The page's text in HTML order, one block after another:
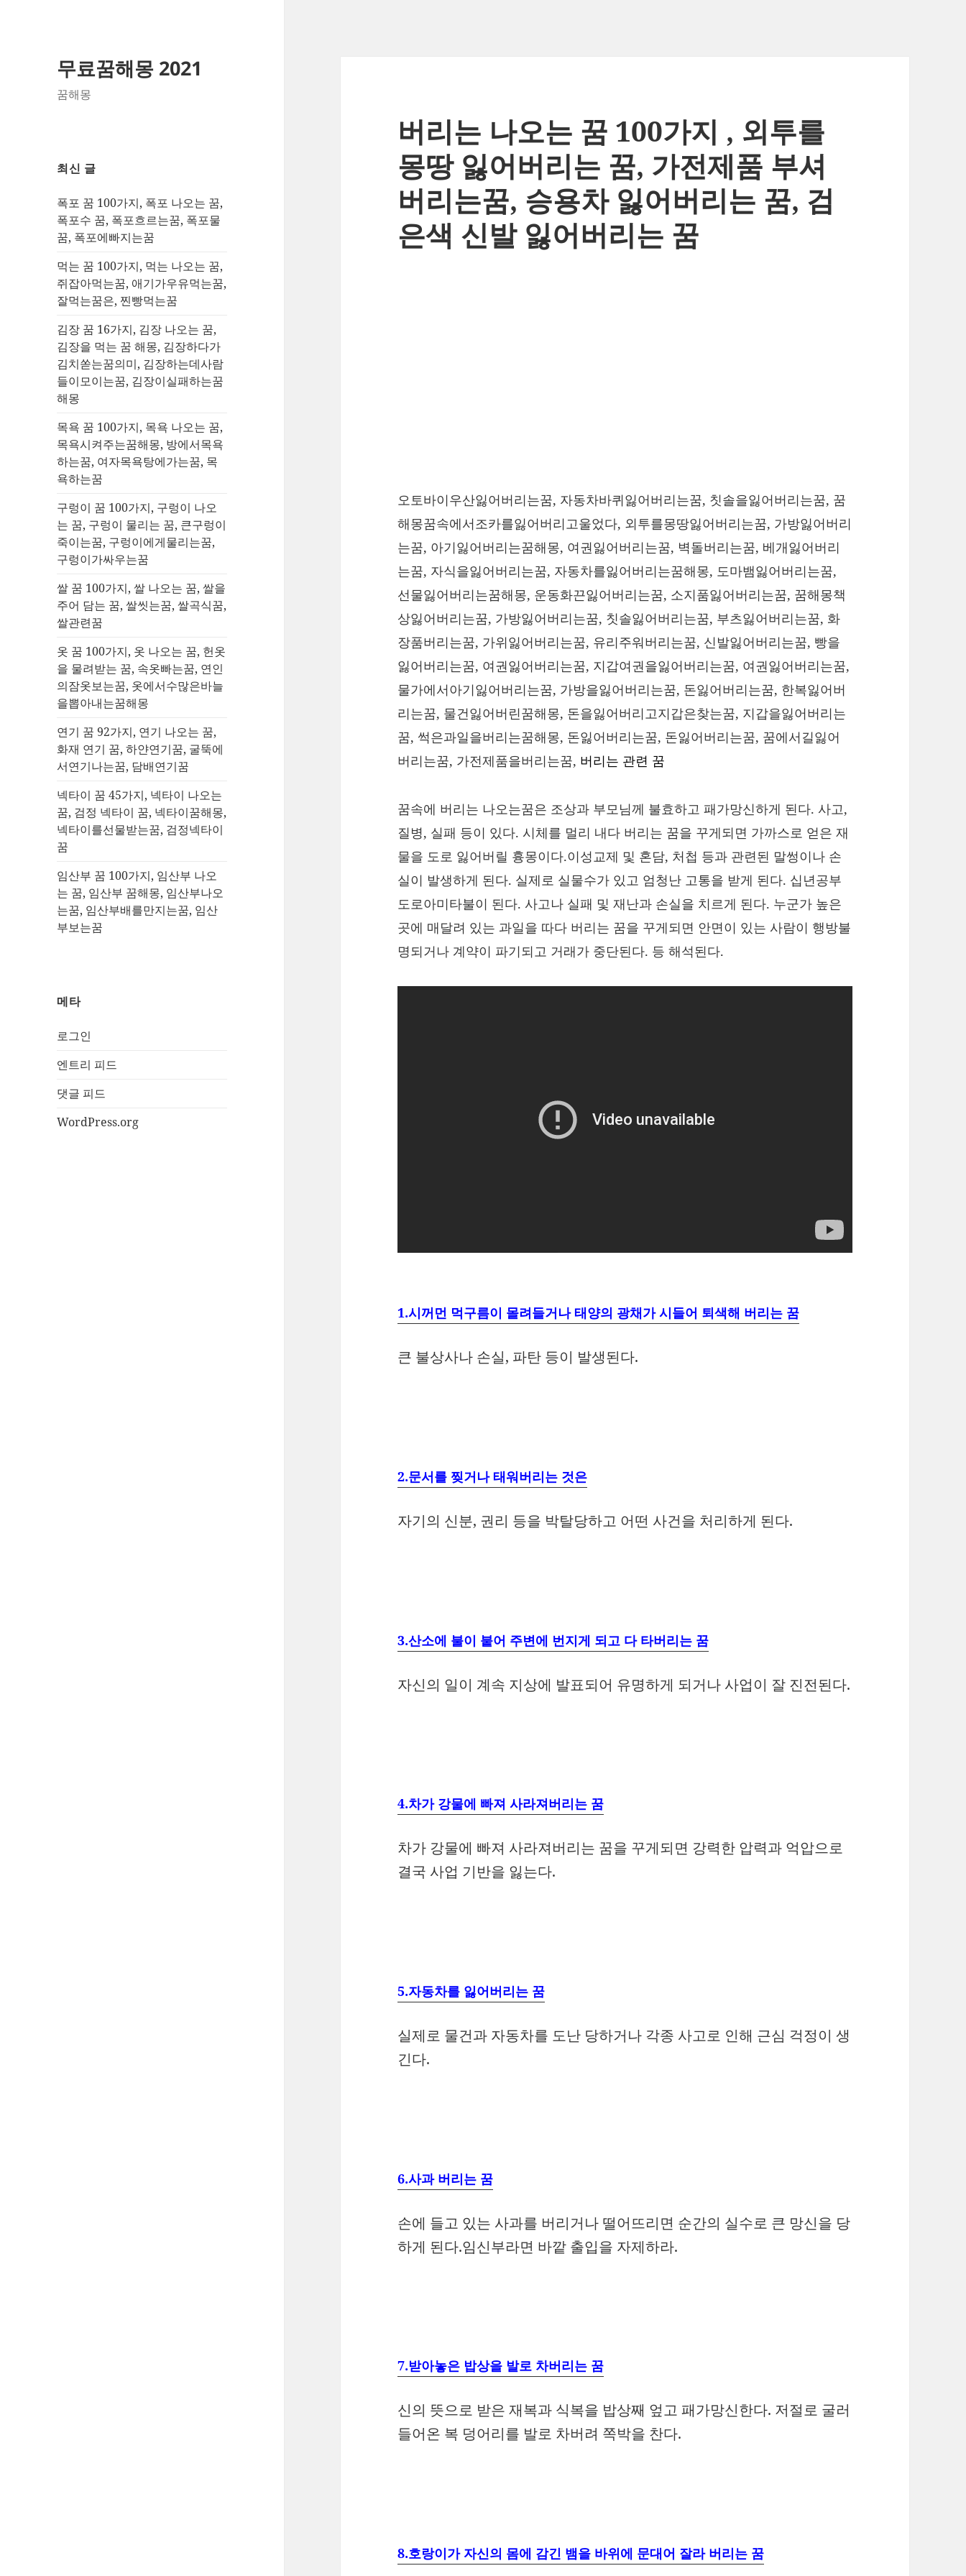
무료꿈해몽 2021
꿈해몽
최신 글
폭포 꿈 100가지, 폭포 나오는 꿈,
폭포수 꿈, 폭포흐르는꿈, 폭포물
꿈, 폭포에빠지는꿈
먹는 꿈 100가지, 먹는 나오는 꿈,
쥐잡아먹는꿈, 애기가우유먹는꿈,
잘먹는꿈은, 찐빵먹는꿈
김장 꿈 16가지, 김장 나오는 꿈,
김장을 먹는 꿈 해몽, 김장하다가
김치쏟는꿈의미, 김장하는데사람
들이모이는꿈, 김장이실패하는꿈
해몽
목욕 꿈 100가지, 목욕 나오는 꿈,
목욕시켜주는꿈해몽, 방에서목욕
하는꿈, 여자목욕탕에가는꿈, 목
욕하는꿈
구렁이 꿈 100가지, 구렁이 나오
는 꿈, 구렁이 물리는 꿈, 큰구렁이
죽이는꿈, 구렁이에게물리는꿈,
구렁이가싸우는꿈
쌀 꿈 100가지, 쌀 나오는 꿈, 쌀을
주어 담는 꿈, 쌀씻는꿈, 쌀곡식꿈,
쌀관련꿈
옷 꿈 100가지, 옷 나오는 꿈, 헌옷
을 물려받는 꿈, 속옷빠는꿈, 연인
의잠옷보는꿈, 옷에서수많은바늘
을뽑아내는꿈해몽
연기 꿈 92가지, 연기 나오는 꿈,
화재 연기 꿈, 하얀연기꿈, 굴뚝에
서연기나는꿈, 담배연기꿈
넥타이 꿈 45가지, 넥타이 나오는
꿈, 검정 넥타이 꿈, 넥타이꿈해몽,
넥타이를선물받는꿈, 검정넥타이
꿈
임산부 꿈 100가지, 임산부 나오
는 꿈, 임산부 꿈해몽, 임산부나오
는꿈, 임산부배를만지는꿈, 임산
부보는꿈
메타
로그인
엔트리 피드
댓글 피드
WordPress.org
버리는 나오는 꿈 100가지 , 외투를
몽땅 잃어버리는 꿈, 가전제품 부셔
버리는꿈, 승용차 잃어버리는 꿈, 검
은색 신발 잃어버리는 꿈
오토바이우산잃어버리는꿈, 자동차바퀴잃어버리는꿈, 칫솔을잃어버리는꿈, 꿈
해몽꿈속에서조카를잃어버리고울었다, 외투를몽땅잃어버리는꿈, 가방잃어버리
는꿈, 아기잃어버리는꿈해몽, 여권잃어버리는꿈, 벽돌버리는꿈, 베개잃어버리
는꿈, 자식을잃어버리는꿈, 자동차를잃어버리는꿈해몽, 도마뱀잃어버리는꿈,
선물잃어버리는꿈해몽, 운동화끈잃어버리는꿈, 소지품잃어버리는꿈, 꿈해몽책
상잃어버리는꿈, 가방잃어버리는꿈, 칫솔잃어버리는꿈, 부츠잃어버리는꿈, 화
장품버리는꿈, 가위잃어버리는꿈, 유리주워버리는꿈, 신발잃어버리는꿈, 빵을
잃어버리는꿈, 여권잃어버리는꿈, 지갑여권을잃어버리는꿈, 여권잃어버리는꿈,
물가에서아기잃어버리는꿈, 가방을잃어버리는꿈, 돈잃어버리는꿈, 한복잃어버
리는꿈, 물건잃어버린꿈해몽, 돈을잃어버리고지갑은찾는꿈, 지갑을잃어버리는
꿈, 썩은과일을버리는꿈해몽, 돈잃어버리는꿈, 돈잃어버리는꿈, 꿈에서길잃어
버리는꿈, 가전제품을버리는꿈, 버리는 관련 꿈
꿈속에 버리는 나오는꿈은 조상과 부모님께 불효하고 패가망신하게 된다. 사고,
질병, 실패 등이 있다. 시체를 멀리 내다 버리는 꿈을 꾸게되면 가까스로 얻은 재
물을 도로 잃어버릴 흉몽이다.이성교제 및 혼담, 처첩 등과 관련된 말썽이나 손
실이 발생하게 된다. 실제로 실물수가 있고 엄청난 고통을 받게 된다. 십년공부
도로아미타불이 된다. 사고나 실패 및 재난과 손실을 치르게 된다. 누군가 높은
곳에 매달려 있는 과일을 따다 버리는 꿈을 꾸게되면 안면이 있는 사람이 행방불
명되거나 계약이 파기되고 거래가 중단된다. 등 해석된다.
1.시꺼먼 먹구름이 몰려들거나 태양의 광채가 시들어 퇴색해 버리는 꿈
큰 불상사나 손실, 파탄 등이 발생된다.
2.문서를 찢거나 태워버리는 것은
자기의 신분, 권리 등을 박탈당하고 어떤 사건을 처리하게 된다.
3.산소에 불이 붙어 주변에 번지게 되고 다 타버리는 꿈
자신의 일이 계속 지상에 발표되어 유명하게 되거나 사업이 잘 진전된다.
4.차가 강물에 빠져 사라져버리는 꿈
차가 강물에 빠져 사라져버리는 꿈을 꾸게되면 강력한 압력과 억압으로
결국 사업 기반을 잃는다.
5.자동차를 잃어버리는 꿈
실제로 물건과 자동차를 도난 당하거나 각종 사고로 인해 근심 걱정이 생
긴다.
6.사과 버리는 꿈
손에 들고 있는 사과를 버리거나 떨어뜨리면 순간의 실수로 큰 망신을 당
하게 된다.임신부라면 바깥 출입을 자제하라.
7.받아놓은 밥상을 발로 차버리는 꿈
신의 뜻으로 받은 재복과 식복을 밥상째 엎고 패가망신한다. 저절로 굴러
들어온 복 덩어리를 발로 차버려 쪽박을 찬다.
8.호랑이가 자신의 몸에 감긴 뱀을 바위에 문대어 잘라 버리는 꿈